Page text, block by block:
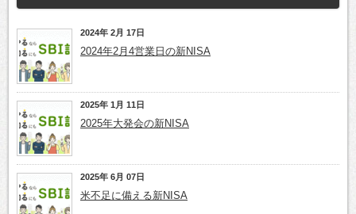
2024年 2月 17日
2024年2月4営業日の新NISA
2025年 1月 11日
2025年大発会の新NISA
2025年 6月 07日
米不足に備える新NISA